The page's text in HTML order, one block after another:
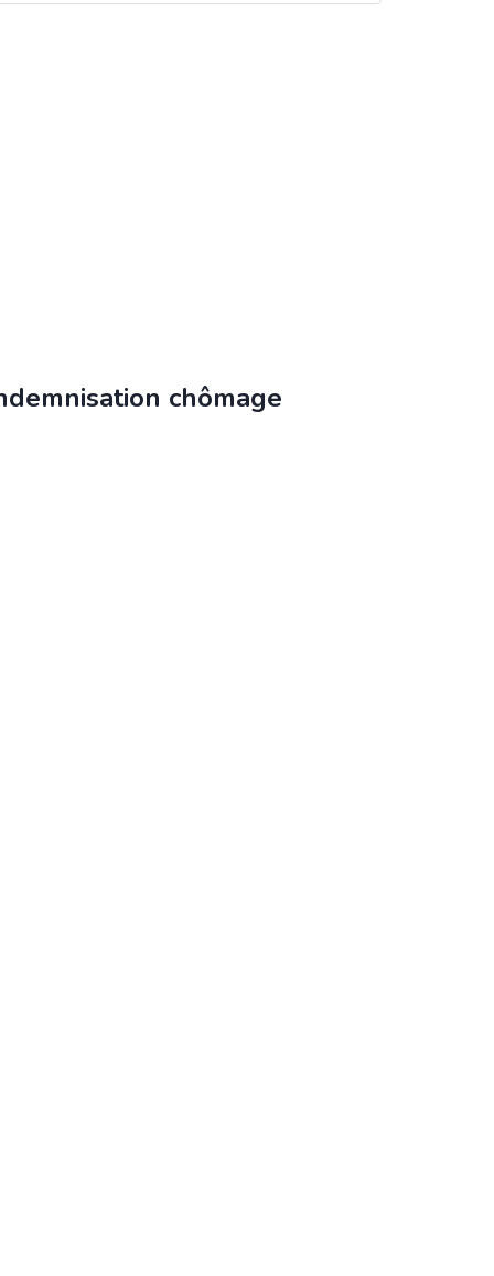
chômage